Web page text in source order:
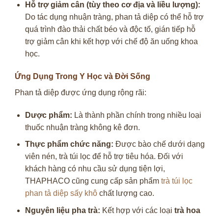
Hỗ trợ giảm cân (tùy theo cơ địa và liều lượng):
Do tác dụng nhuận tràng, phan tả diệp có thể hỗ trợ
quá trình đào thải chất béo và độc tố, gián tiếp hỗ
trợ giảm cân khi kết hợp với chế độ ăn uống khoa
học.
Ứng Dụng Trong Y Học và Đời Sống
Phan tả diệp được ứng dụng rộng rãi:
Dược phẩm: Là thành phần chính trong nhiều loại
thuốc nhuận tràng không kê đơn.
Thực phẩm chức năng: Được bào chế dưới dạng
viên nén, trà túi lọc để hỗ trợ tiêu hóa. Đối với
khách hàng có nhu cầu sử dụng tiện lợi,
THAPHACO cũng cung cấp sản phẩm trà túi lọc
phan tả diệp sấy khôchất lượng cao.
Nguyên liệu pha trà: Kết hợp với các loại trà hoa